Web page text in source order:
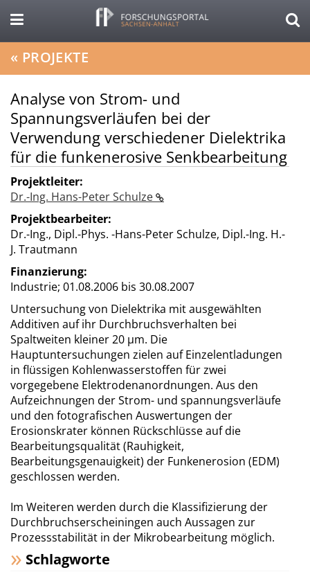
« PROJEKTE
Analyse von Strom- und
Spannungsverläufen bei der
Verwendung verschiedener Dielektrika
für die funkenerosive Senkbearbeitung
Projektleiter:
Dr.-Ing. Hans-Peter Schulze
Projektbearbeiter:
Dr.-Ing., Dipl.-Phys. -Hans-Peter Schulze, Dipl.-Ing. H.-
J. Trautmann
Finanzierung:
Industrie; 01.08.2006 bis 30.08.2007
Untersuchung von Dielektrika mit ausgewählten
Additiven auf ihr Durchbruchsverhalten bei
Spaltweiten kleiner 20 µm. Die
Hauptuntersuchungen zielen auf Einzelentladungen
in flüssigen Kohlenwasserstoffen für zwei
vorgegebene Elektrodenanordnungen. Aus den
Aufzeichnungen der Strom- und spannungsverläufe
und den fotografischen Auswertungen der
Erosionskrater können Rückschlüsse auf die
Bearbeitungsqualität (Rauhigkeit,
Bearbeitungsgenauigkeit) der Funkenerosion (EDM)
geschlossen werden.
Im Weiteren werden durch die Klassifizierung der
Durchbruchserscheiningen auch Aussagen zur
Prozessstabilität in der Mikrobearbeitung möglich.
Schlagworte